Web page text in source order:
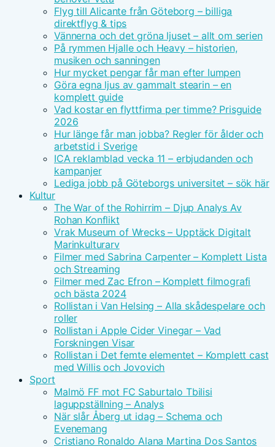
Flyg till Alicante från Göteborg – billiga
direktflyg & tips
Vännerna och det gröna ljuset – allt om serien
På rymmen Hjalle och Heavy – historien,
musiken och sanningen
Hur mycket pengar får man efter lumpen
Göra egna ljus av gammalt stearin – en
komplett guide
Vad kostar en flyttfirma per timme? Prisguide
2026
Hur länge får man jobba? Regler för ålder och
arbetstid i Sverige
ICA reklamblad vecka 11 – erbjudanden och
kampanjer
Lediga jobb på Göteborgs universitet – sök här
Kultur
The War of the Rohirrim – Djup Analys Av
Rohan Konflikt
Vrak Museum of Wrecks – Upptäck Digitalt
Marinkulturarv
Filmer med Sabrina Carpenter – Komplett Lista
och Streaming
Filmer med Zac Efron – Komplett filmografi
och bästa 2024
Rollistan i Van Helsing – Alla skådespelare och
roller
Rollistan i Apple Cider Vinegar – Vad
Forskningen Visar
Rollistan i Det femte elementet – Komplett cast
med Willis och Jovovich
Sport
Malmö FF mot FC Saburtalo Tbilisi
laguppställning – Analys
När slår Åberg ut idag – Schema och
Evenemang
Cristiano Ronaldo Alana Martina Dos Santos